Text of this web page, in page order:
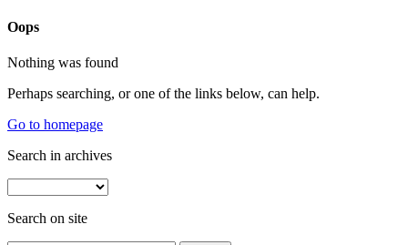
Oops
Nothing was found
Perhaps searching, or one of the links below, can help.
Go to homepage
Search in archives
Search on site